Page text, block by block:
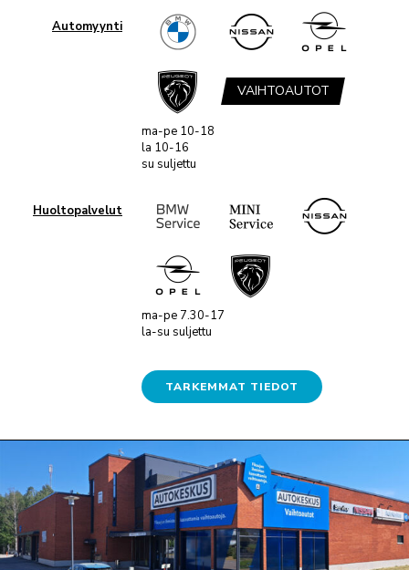
Automyynti
VAIHTOAUTOT
ma-pe 10-18
la 10-16
su suljettu
Huoltopalvelut
ma-pe 7.30-17
la-su suljettu
TARKEMMAT TIEDOT